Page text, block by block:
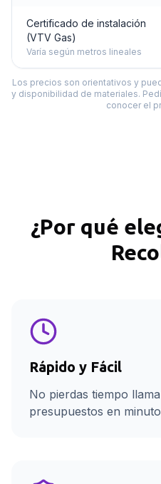
Certificado de instalación
(VTV Gas)
Varía según metros lineales
Los precios son orientativos y
y disponibilidad de materiales.
conocer el
¿Por qué
Rápido y Fácil
No pierdas tiempo
presupuestos en